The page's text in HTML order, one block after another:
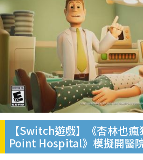
【Switch遊戲】《杏林也
Point Hospital》模擬開醫